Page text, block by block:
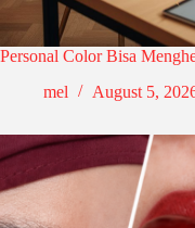
Personal Color Bisa
mel
August 5,